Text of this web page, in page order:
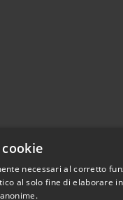
necessari al corretto
al solo fine di elaborare